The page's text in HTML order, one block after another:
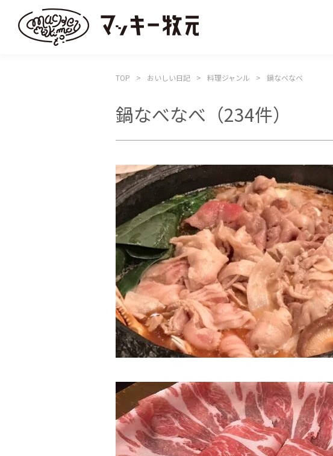
TOP おいしい日記 料理ジャンル 鍋なべなべ
鍋なべなべ （234件）